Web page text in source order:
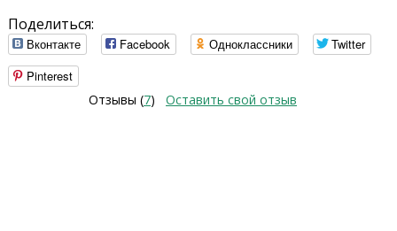
Поделиться:
Вконтакте Facebook Одноклассники
Twitter
Pinterest
Отзывы (7) Оставить свой отзыв